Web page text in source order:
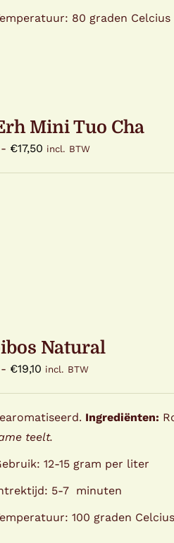
80 graden Celcius
Mini Tuo Cha
- €17,50Prijsklasse:
incl. BTW
Natural
- €19,10Prijsklasse:
incl. BTW
Ingrediënten:
teelt.
12-15 gram per liter
5-7 minuten
100 graden Celcius